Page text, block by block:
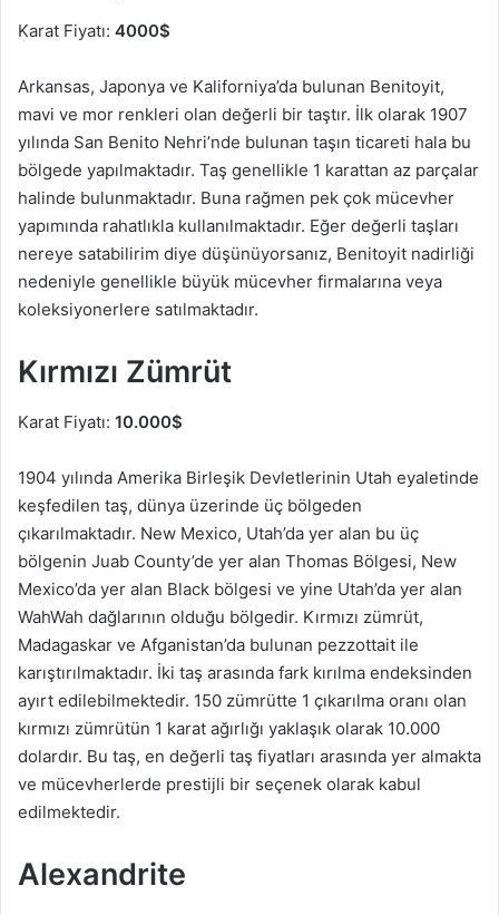
Karat Fiyatı: 4000$
Arkansas, Japonya ve Kaliforniya’da bulunan Benitoyit,
mavi ve mor renkleri olan değerli bir taştır. İlk olarak 1907
yılında San Benito Nehri’nde bulunan taşın ticareti hala bu
bölgede yapılmaktadır. Taş genellikle 1 karattan az parçalar
halinde bulunmaktadır. Buna rağmen pek çok mücevher
yapımında rahatlıkla kullanılmaktadır. Eğer değerli taşları
nereye satabilirim diye düşünüyorsanız, Benitoyit nadirliği
nedeniyle genellikle büyük mücevher firmalarına veya
koleksiyonerlere satılmaktadır.
Kırmızı Zümrüt
Karat Fiyatı: 10.000$
1904 yılında Amerika Birleşik Devletlerinin Utah eyaletinde
keşfedilen taş, dünya üzerinde üç bölgeden
çıkarılmaktadır. New Mexico, Utah’da yer alan bu üç
bölgenin Juab County’de yer alan Thomas Bölgesi, New
Mexico’da yer alan Black bölgesi ve yine Utah’da yer alan
WahWah dağlarının olduğu bölgedir. Kırmızı zümrüt,
Madagaskar ve Afganistan’da bulunan pezzottait ile
karıştırılmaktadır. İki taş arasında fark kırılma endeksinden
ayırt edilebilmektedir. 150 zümrütte 1 çıkarılma oranı olan
kırmızı zümrütün 1 karat ağırlığı yaklaşık olarak 10.000
dolardır. Bu taş, en değerli taş fiyatları arasında yer almakta
ve mücevherlerde prestijli bir seçenek olarak kabul
edilmektedir.
Alexandrite